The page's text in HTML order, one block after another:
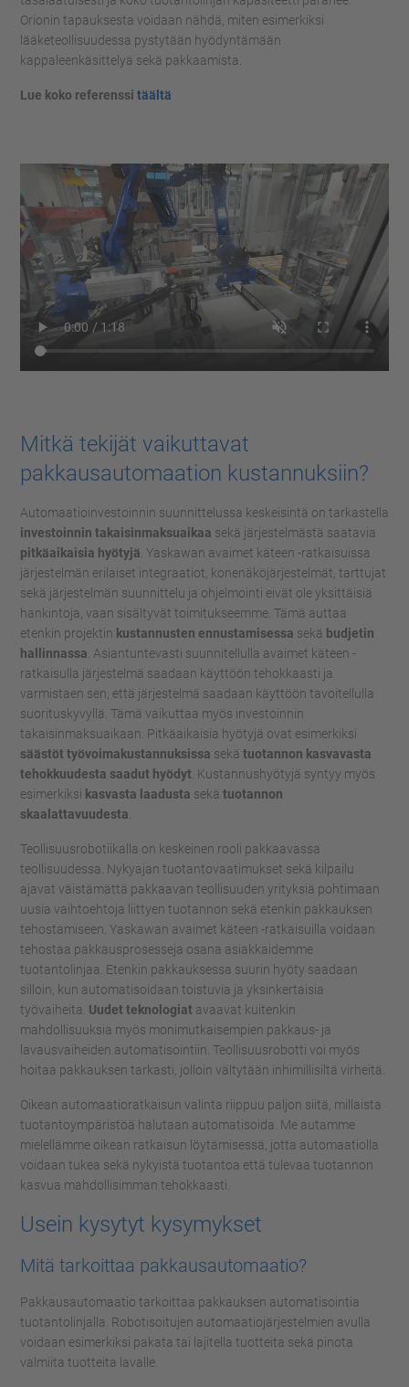
Orionin tapauksesta voidaan nähdä, miten esimerkiksi
lääketeollisuudessa pystytään hyödyntämään
kappaleenkäsittelyä sekä pakkaamista.
Lue koko referenssi täältä
Mitkä tekijät vaikuttavat
pakkausautomaation kustannuksiin?
Automaatioinvestoinnin suunnittelussa keskeisintä on tarkastella
investoinnin takaisinmaksuaikaa sekä järjestelmästä saatavia
pitkäaikaisia hyötyjä. Yaskawan avaimet käteen -ratkaisuissa
järjestelmän erilaiset integraatiot, konenäköjärjestelmät, tarttujat
sekä järjestelmän suunnittelu ja ohjelmointi eivät ole yksittäisiä
hankintoja, vaan sisältyvät toimitukseemme. Tämä auttaa
etenkin projektin kustannusten ennustamisessa sekä budjetin
hallinnassa. Asiantuntevasti suunnitellulla avaimet käteen -
ratkaisulla järjestelmä saadaan käyttöön tehokkaasti ja
varmistaen sen, että järjestelmä saadaan käyttöön tavoitellulla
suorituskyvyllä. Tämä vaikuttaa myös investoinnin
takaisinmaksuaikaan. Pitkäaikaisia hyötyjä ovat esimerkiksi
säästöt työvoimakustannuksissa sekä tuotannon kasvavasta
tehokkuudesta saadut hyödyt. Kustannushyötyjä syntyy myös
esimerkiksi kasvasta laadusta sekä tuotannon
skaalattavuudesta.
Teollisuusrobotiikalla on keskeinen rooli pakkaavassa
teollisuudessa. Nykyajan tuotantovaatimukset sekä kilpailu
ajavat väistämättä pakkaavan teollisuuden yrityksiä pohtimaan
uusia vaihtoehtoja liittyen tuotannon sekä etenkin pakkauksen
tehostamiseen. Yaskawan avaimet käteen -ratkaisuilla voidaan
tehostaa pakkausprosesseja osana asiakkaidemme
tuotantolinjaa. Etenkin pakkauksessa suurin hyöty saadaan
silloin, kun automatisoidaan toistuvia ja yksinkertaisia
työvaiheita. Uudet teknologiat avaavat kuitenkin
mahdollisuuksia myös monimutkaisempien pakkaus- ja
lavausvaiheiden automatisointiin. Teollisuusrobotti voi myös
hoitaa pakkauksen tarkasti, jolloin vältytään inhimillisiltä virheitä.
Oikean automaatioratkaisun valinta riippuu paljon siitä, millaista
tuotantoympäristöä halutaan automatisoida. Me autamme
mielellämme oikean ratkaisun löytämisessä, jotta automaatiolla
voidaan tukea sekä nykyistä tuotantoa että tulevaa tuotannon
kasvua mahdollisimman tehokkaasti.
Usein kysytyt kysymykset
Mitä tarkoittaa pakkausautomaatio?
Pakkausautomaatio tarkoittaa pakkauksen automatisointia
tuotantolinjalla. Robotisoitujen automaatiojärjestelmien avulla
voidaan esimerkiksi pakata tai lajitella tuotteita sekä pinota
valmiita tuotteita lavalle.